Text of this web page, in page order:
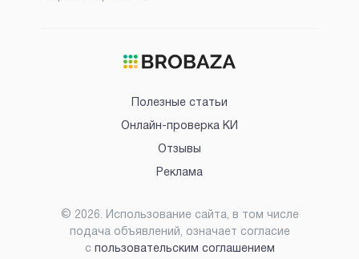
Полезные статьи
Онлайн-проверка КИ
Отзывы
Реклама
© 2026. Использование сайта, в том числе
подача объявлений, означает согласие
с пользовательским соглашением